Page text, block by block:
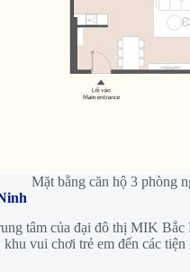
Mặt bằng căn hộ 3 phòng
tâm của đại đô thị MIK
vui chơi trẻ em đến các tiện